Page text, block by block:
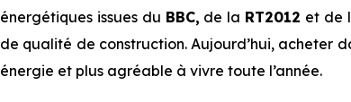
énergétiques issues du BBC, de la RT2012 et de
de qualité de construction. Aujourd’hui, acheter
énergie et plus agréable à vivre toute l’année.